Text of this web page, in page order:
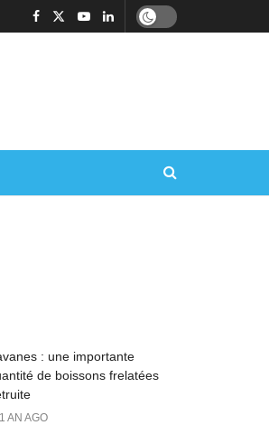
: une importante
de boissons frelatées
AN AGO